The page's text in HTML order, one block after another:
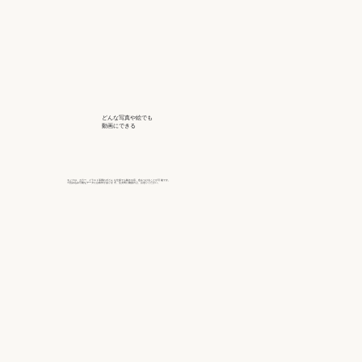
どんな写真や絵でも
動画にできる
モノクロ、カラー、イラスト等問わずどん な仕様でも動きや音、色をつけることが可 能です。
※読み込み可能なデータには条件がありま す。注文時に確認の上、お送りください。